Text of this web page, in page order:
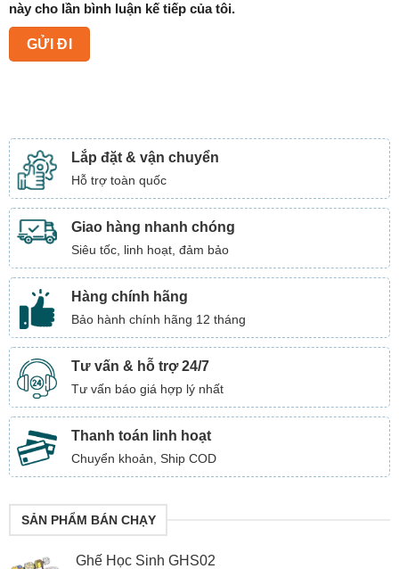
này cho lần bình luận kế tiếp của tôi.
Lắp đặt & vận chuyển
Hỗ trợ toàn quốc
Giao hàng nhanh chóng
Siêu tốc, linh hoạt, đảm bảo
Hàng chính hãng
Bảo hành chính hãng 12 tháng
Tư vấn & hỗ trợ 24/7
Tư vấn báo giá hợp lý nhất
Thanh toán linh hoạt
Chuyển khoản, Ship COD
SẢN PHẨM BÁN CHẠY
Ghế Học Sinh GHS02